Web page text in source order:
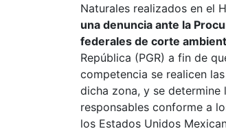
Naturales realizados en el
una denuncia ante la
federales de corte
República (PGR) a fin de
competencia se realicen
dicha zona, y se
responsables conforme a
los Estados Unidos